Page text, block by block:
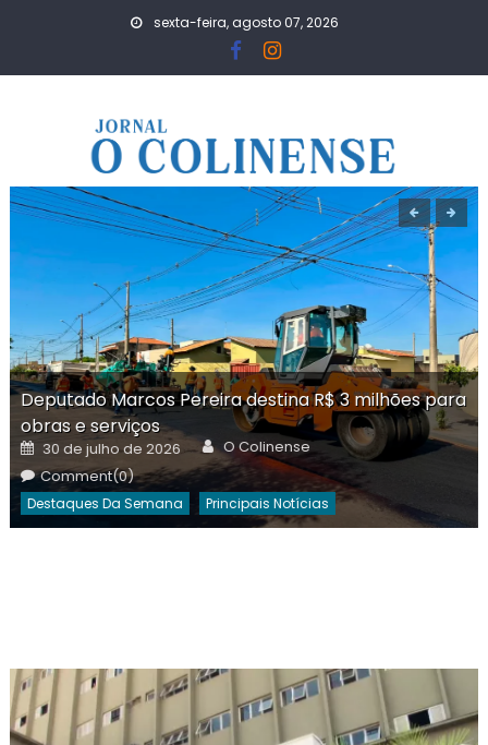
sexta-feira, agosto 07, 2026
Deputado Marcos Pereira destina R$ 3 milhões para
obras e serviços
Posted
on
30 de julho de 2026 Author
O Colinense
Comment(0)
Destaques Da Semana Principais Notícias